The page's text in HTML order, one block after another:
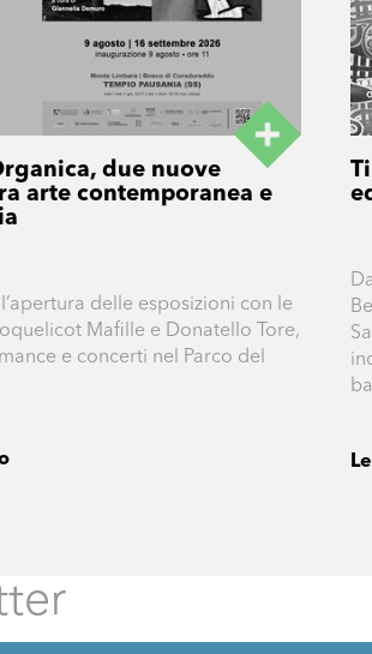
due nuove
arte contemporanea e
l’apertura delle esposizioni con le
Mafille e Donatello Tore,
e concerti nel Parco del